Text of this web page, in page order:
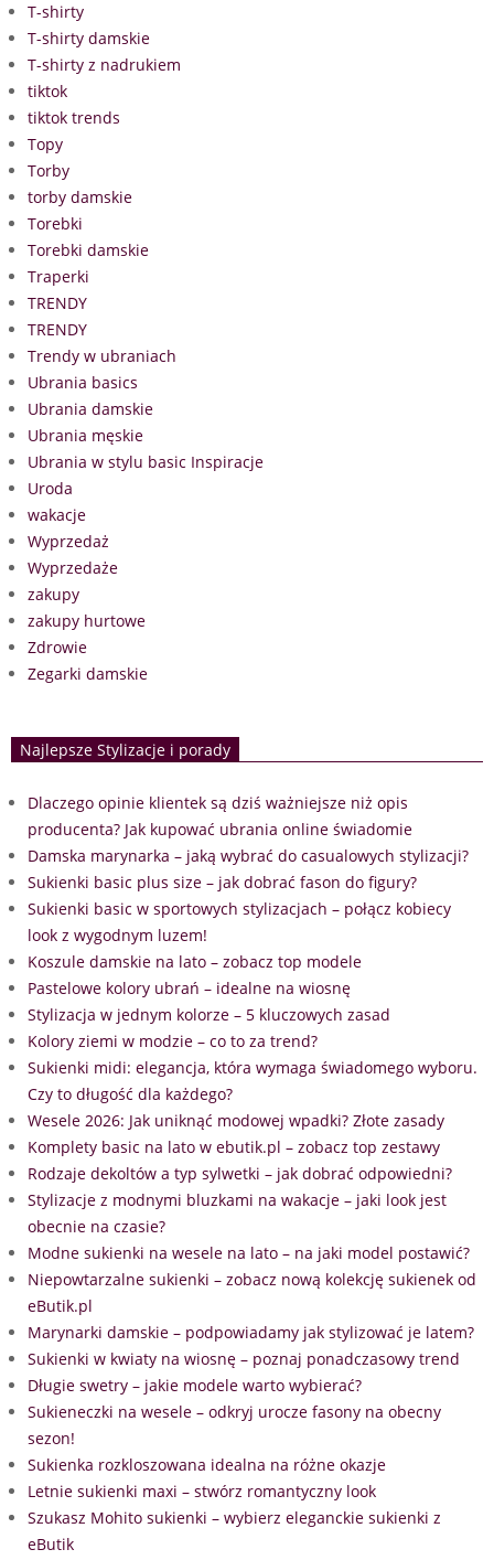
T-shirty
T-shirty damskie
T-shirty z nadrukiem
tiktok
tiktok trends
Topy
Torby
torby damskie
Torebki
Torebki damskie
Traperki
TRENDY
TRENDY
Trendy w ubraniach
Ubrania basics
Ubrania damskie
Ubrania męskie
Ubrania w stylu basic Inspiracje
Uroda
wakacje
Wyprzedaż
Wyprzedaże
zakupy
zakupy hurtowe
Zdrowie
Zegarki damskie
Najlepsze Stylizacje i porady
Dlaczego opinie klientek są dziś ważniejsze niż opis
producenta? Jak kupować ubrania online świadomie
Damska marynarka – jaką wybrać do casualowych stylizacji?
Sukienki basic plus size – jak dobrać fason do figury?
Sukienki basic w sportowych stylizacjach – połącz kobiecy
look z wygodnym luzem!
Koszule damskie na lato – zobacz top modele
Pastelowe kolory ubrań – idealne na wiosnę
Stylizacja w jednym kolorze – 5 kluczowych zasad
Kolory ziemi w modzie – co to za trend?
Sukienki midi: elegancja, która wymaga świadomego wyboru.
Czy to długość dla każdego?
Wesele 2026: Jak uniknąć modowej wpadki? Złote zasady
Komplety basic na lato w ebutik.pl – zobacz top zestawy
Rodzaje dekoltów a typ sylwetki – jak dobrać odpowiedni?
Stylizacje z modnymi bluzkami na wakacje – jaki look jest
obecnie na czasie?
Modne sukienki na wesele na lato – na jaki model postawić?
Niepowtarzalne sukienki – zobacz nową kolekcję sukienek od
eButik.pl
Marynarki damskie – podpowiadamy jak stylizować je latem?
Sukienki w kwiaty na wiosnę – poznaj ponadczasowy trend
Długie swetry – jakie modele warto wybierać?
Sukieneczki na wesele – odkryj urocze fasony na obecny
sezon!
Sukienka rozkloszowana idealna na różne okazje
Letnie sukienki maxi – stwórz romantyczny look
Szukasz Mohito sukienki – wybierz eleganckie sukienki z
eButik